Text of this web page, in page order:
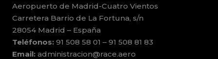
Aeropuerto de Madrid-Cuatro Vientos
Carretera Barrio de La Fortuna, s/n
28054 Madrid – España
Teléfonos: 91 508 58 01 – 91 508 81 83
Email: administracion@race.aero